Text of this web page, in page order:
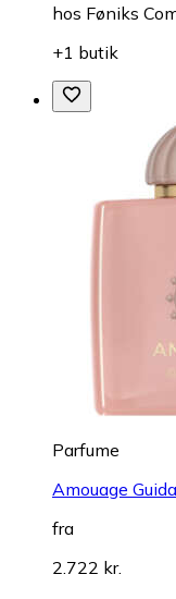
hos Føniks
+1 butik
Parfume
Amouage
fra
2.722 kr.